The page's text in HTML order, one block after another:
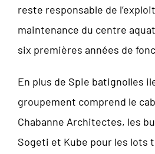
reste responsable de
maintenance du centre
six premières années de
En plus de Spie batignolles
groupement comprend le
Chabanne Architectes, les
Sogeti et Kube pour les lots